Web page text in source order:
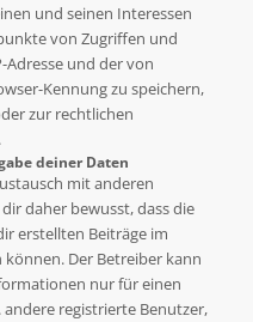
und seinen Interessen
von Zugriffen und
und der von
Kennung zu speichern,
zur rechtlichen
deiner Daten
mit anderen
daher bewusst, dass die
erstellten Beiträge im
Der Betreiber kann
nur für einen
registrierte Benutzer,